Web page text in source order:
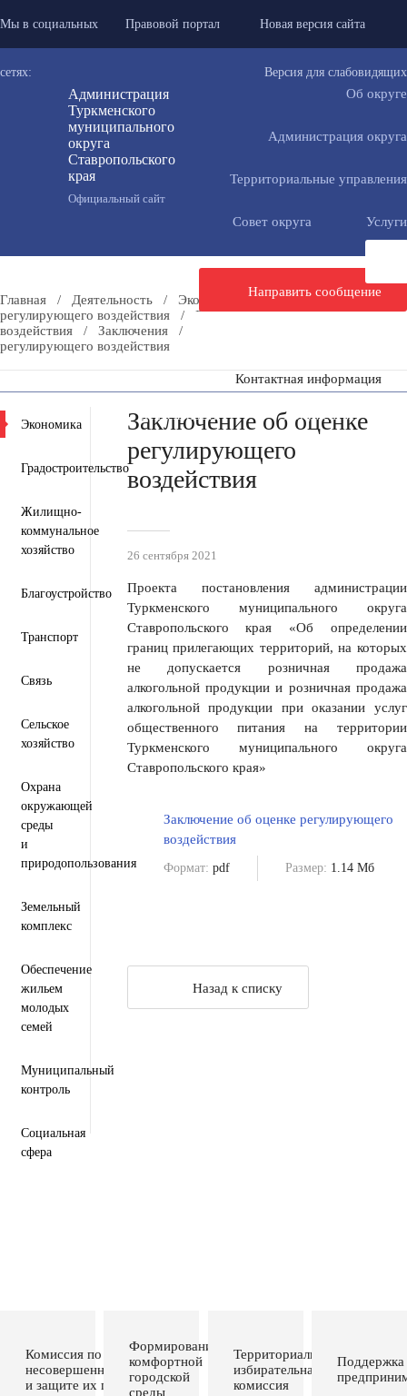
Мы в социальных
сетях:
Правовой портал Новая версия сайта
Версия для слабовидящих
Администрация
Туркменского
муниципального
округа
Ставропольского
края
Официальный сайт
Об округе
Администрация округа
Территориальные управления
Совет округа Услуги
Направить сообщение
Контактная информация
Пресс-центр Деятельность Документы
Главная / Деятельность / Экономика /
Оценка
регулирующего воздействия
/
Результаты оценки регулирующего
воздействия
/ Заключения /
регулирующего воздействия
Экономика
Градостроительство
Жилищно-
коммунальное
хозяйство
Благоустройство
Транспорт
Связь
Сельское
хозяйство
Охрана
окружающей
среды
и
природопользования
Земельный
комплекс
Обеспечение
жильем
молодых
семей
Муниципальный
контроль
Социальная
сфера
Заключение об оценке
регулирующего
воздействия
26 сентября 2021
Проекта постановления администрации
Туркменского муниципального округа
Ставропольского края «Об определении
границ прилегающих территорий, на которых
не допускается розничная продажа
алкогольной продукции и розничная продажа
алкогольной продукции при оказании услуг
общественного питания на территории
Туркменского муниципального округа
Ставропольского края»
Заключение об оценке регулирующего
воздействия
Формат: pdf Размер: 1.14 Мб
Назад к списку
Комиссия по делам
несовершеннолетних
и защите их прав
Формирование
комфортной
городской
среды
Территориальная
избирательная
комиссия
Поддержка